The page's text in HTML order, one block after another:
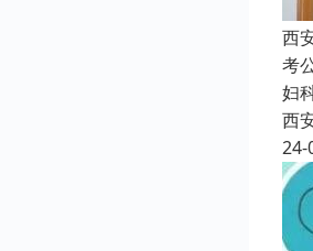
西
考
妇
西
24-